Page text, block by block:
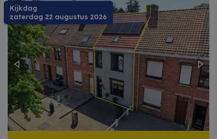
Kijkdag
zaterdag 22 augustus 2026
Previous Next